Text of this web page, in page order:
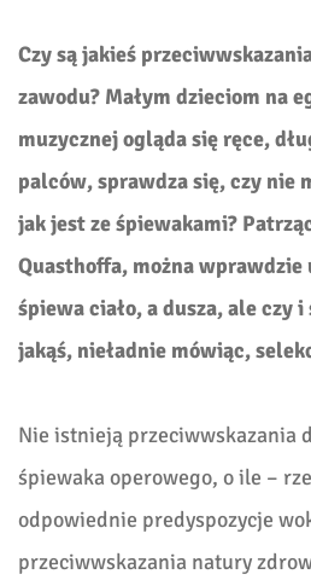
Czy są jakieś
zawodu? Małym dzieciom na
muzycznej ogląda się ręce,
palców, sprawdza się, czy nie
jak jest ze śpiewakami?
Quasthoffa, można wprawdzie
śpiewa ciało, a dusza, ale czy
jakąś, nieładnie mówiąc,
Nie istnieją przeciwwskazania
śpiewaka operowego, o ile –
odpowiednie predyspozycje
przeciwwskazania natury